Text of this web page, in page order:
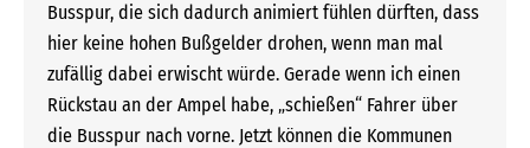
Busspur, die sich dadurch animiert fühlen dürften, dass
hier keine hohen Bußgelder drohen, wenn man mal
zufällig dabei erwischt würde. Gerade wenn ich einen
Rückstau an der Ampel habe, „schießen“ Fahrer über
die Busspur nach vorne. Jetzt können die Kommunen